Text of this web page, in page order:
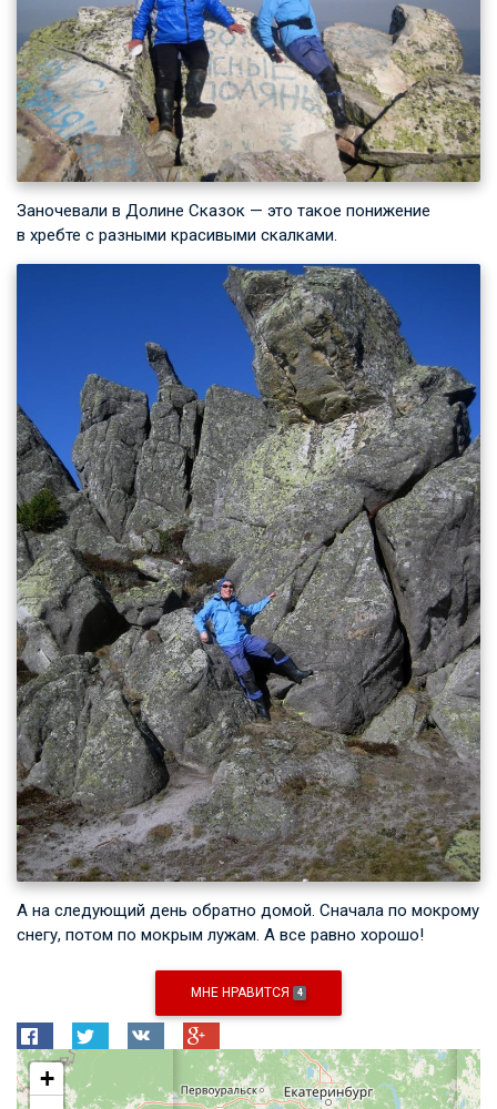
Заночевали в Долине Сказок — это такое понижение
в хребте с разными красивыми скалками.
А на следующий день обратно домой. Сначала по мокрому
снегу, потом по мокрым лужам. А все равно хорошо!
МНЕ НРАВИТСЯ 4
+